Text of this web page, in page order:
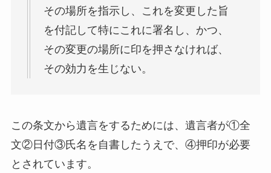
その場所を指示し、これを変更した旨
を付記して特にこれに署名し、かつ、
その変更の場所に印を押さなければ、
その効力を生じない。
この条文から遺言をするためには、遺言者が①全
文②日付③氏名を自書したうえで、④押印が必要
とされています。